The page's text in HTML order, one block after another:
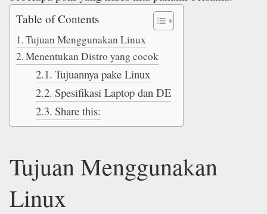
Table of Contents
Tujuan Menggunakan Linux
Menentukan Distro yang cocok
Tujuannya pake Linux
Spesifikasi Laptop dan DE
Share this:
Tujuan Menggunakan
Linux